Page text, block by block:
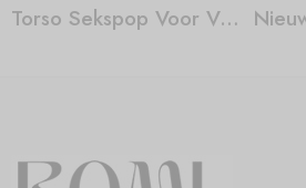
Torso Sekspop Voor Vrouwen